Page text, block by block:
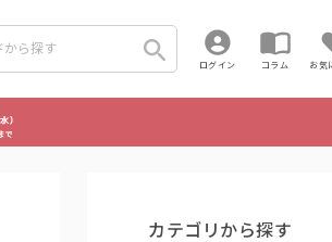
ログイン コラム お気
カテゴリから探す